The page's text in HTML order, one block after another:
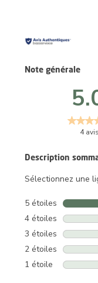
Description
Sélectionnez une
5 étoiles étoiles
4 étoiles étoiles
3 étoiles étoiles
2 étoiles étoiles
1 étoile étoiles
Note générale
4 avis